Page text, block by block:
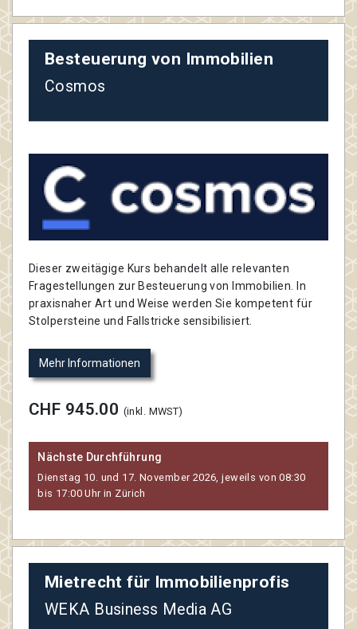
Besteuerung von Immobilien
Cosmos
Dieser zweitägige Kurs behandelt alle relevanten
Fragestellungen zur Besteuerung von Immobilien. In
praxisnaher Art und Weise werden Sie kompetent für
Stolpersteine und Fallstricke sensibilisiert.
Mehr Informationen
CHF 945.00 (inkl. MWST)
Nächste Durchführung
Dienstag 10. und 17. November 2026, jeweils von 08:30
bis 17:00 Uhr in Zürich
Mietrecht für Immobilienprofis
WEKA Business Media AG